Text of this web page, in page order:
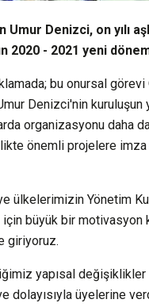
Umur Denizci, on yılı
2020 - 2021 yeni
bu onursal
Denizci'nin kuruluşun
organizasyonu daha
önemli projelere imza
ülkelerimizin Yönetim
büyük bir motivasyon
giriyoruz.
yapısal
ve dolayısıyla